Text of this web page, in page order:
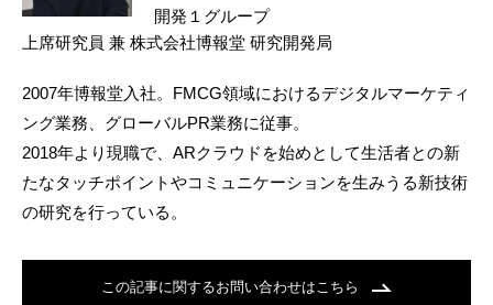
開発１グループ
上席研究員 兼 株式会社博報堂 研究開発局
2007年博報堂入社。FMCG領域におけるデジタルマーケティ
ング業務、グローバルPR業務に従事。
2018年より現職で、ARクラウドを始めとして生活者との新
たなタッチポイントやコミュニケーションを生みうる新技術
の研究を行っている。
この記事に関するお問い合わせはこちら